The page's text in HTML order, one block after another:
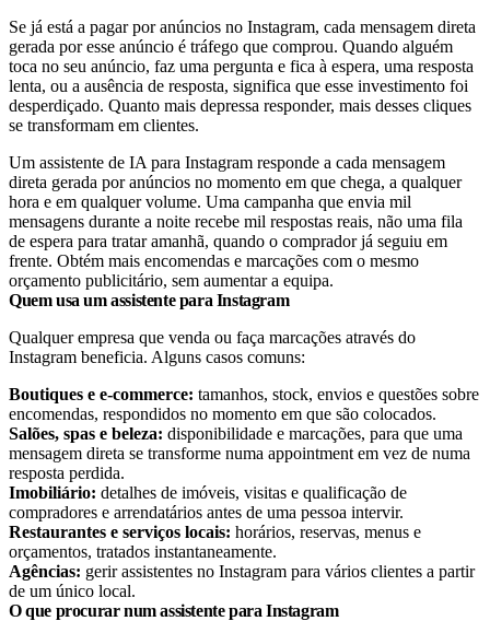
Se já está a pagar por anúncios no Instagram, cada mensagem direta
gerada por esse anúncio é tráfego que comprou. Quando alguém
toca no seu anúncio, faz uma pergunta e fica à espera, uma resposta
lenta, ou a ausência de resposta, significa que esse investimento foi
desperdiçado. Quanto mais depressa responder, mais desses cliques
se transformam em clientes.
Um assistente de IA para Instagram responde a cada mensagem
direta gerada por anúncios no momento em que chega, a qualquer
hora e em qualquer volume. Uma campanha que envia mil
mensagens durante a noite recebe mil respostas reais, não uma fila
de espera para tratar amanhã, quando o comprador já seguiu em
frente. Obtém mais encomendas e marcações com o mesmo
orçamento publicitário, sem aumentar a equipa.
Quem usa um assistente para Instagram
Qualquer empresa que venda ou faça marcações através do
Instagram beneficia. Alguns casos comuns:
Boutiques e e-commerce: tamanhos, stock, envios e questões sobre
encomendas, respondidos no momento em que são colocados.
Salões, spas e beleza: disponibilidade e marcações, para que uma
mensagem direta se transforme numa appointment em vez de numa
resposta perdida.
Imobiliário: detalhes de imóveis, visitas e qualificação de
compradores e arrendatários antes de uma pessoa intervir.
Restaurantes e serviços locais: horários, reservas, menus e
orçamentos, tratados instantaneamente.
Agências: gerir assistentes no Instagram para vários clientes a partir
de um único local.
O que procurar num assistente para Instagram